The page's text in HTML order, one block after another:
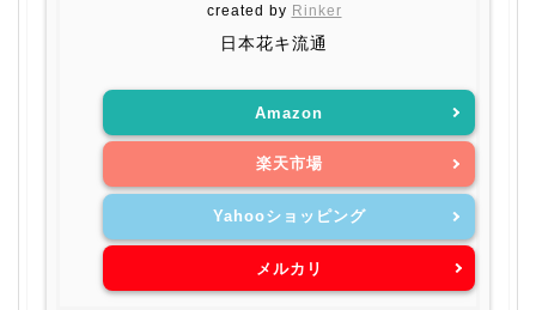
created by Rinker
日本花キ流通
Amazon
楽天市場
Yahooショッピング
メルカリ